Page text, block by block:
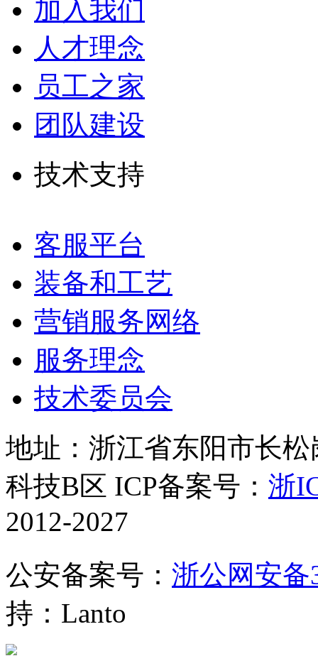
加入我们
人才理念
员工之家
团队建设
技术支持
客服平台
装备和工艺
营销服务网络
服务理念
技术委员会
地址：浙江省东阳市长
科技B区 ICP备案号： 浙
2012-2027
公安备案号： 浙公网安备
持：Lanto